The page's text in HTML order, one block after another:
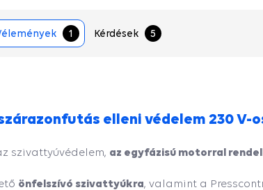
1 Kérdések 5
elleni védelem 230
szivattyúvédelem, az egyfázisú motorral
önfelszívó szivattyúkra, valamint a